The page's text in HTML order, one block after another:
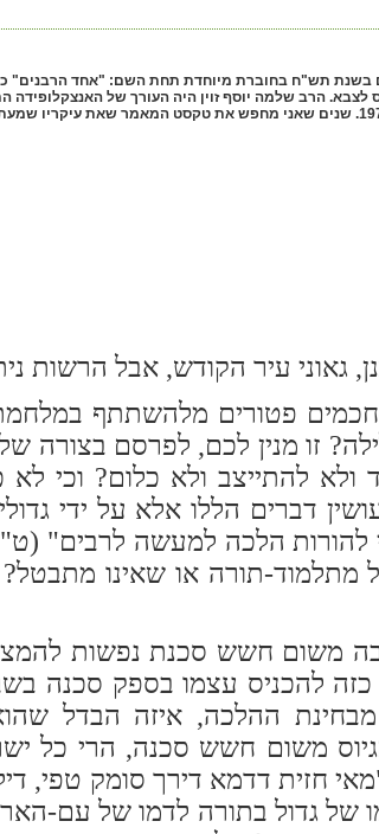
בשנת תש"ח בחוברת מיוחדת תחת השם: "אחד הרבנים"
לצבא. הרב שלמה יוסף זוין היה העורך של
גאוני עיר הקודש, אבל הרשות
חכמים פטורים מלהשתתף
זו מנין לכם, לפרסם
ולא להתייצב ולא כלום? וכי
דברים הללו אלא על ידי
הלכה למעשה לרבים"
מתלמוד-תורה או שאינו
בה משום חשש סכנת נפשות
כזה להכניס עצמו בספק סכנה
ההלכה, איזה הבדל
משום חשש סכנה, הרי כל
חזית דדמא דירך סומק
של גדול בתורה לדמו של עם-